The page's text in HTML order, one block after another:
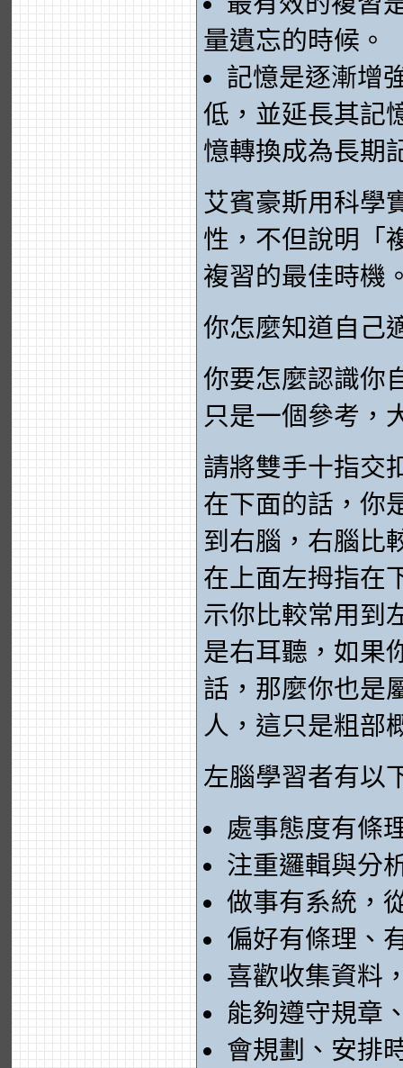
量遺忘的時候。
記憶是逐漸增
低，並延長其記
憶轉換成為長期
艾賓豪斯用科學
性，不但說明「
複習的最佳時機
你怎麼知道自己
你要怎麼認識你
只是一個參考，
請將雙手十指交
在下面的話，你
到右腦，右腦比
在上面左拇指在
示你比較常用到
是右耳聽，如果
話，那麼你也是
人，這只是粗部
左腦學習者有以
處事態度有條
注重邏輯與分
做事有系統，
偏好有條理、
喜歡收集資料
能夠遵守規章
會規劃、安排